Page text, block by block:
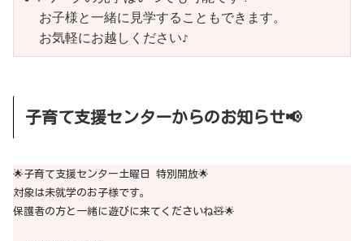
お子様と一緒に見学することもできます。
お気軽にお越しください
子育て支援センターからのお知らせ📢
🌟子育て支援センター土曜日 特別開放🌟
対象は未就学のお子様です。
保護者の方と一緒に遊びに来てくださいね🧸🌟